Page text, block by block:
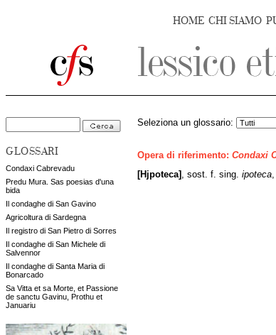
HOME CHI SIAMO
GLOSSARI
Condaxi Cabrevadu
Predu Mura. Sas poesias d'una
bida
Il condaghe di San Gavino
Agricoltura di Sardegna
Il registro di San Pietro di Sorres
Il condaghe di San Michele di
Salvennor
Il condaghe di Santa Maria di
Bonarcado
Sa Vitta et sa Morte, et Passione
de sanctu Gavinu, Prothu et
Januariu
Seleziona un glossario:
Opera di riferimento: Condaxi
[Hjpoteca]
sost. f. sing. ipoteca